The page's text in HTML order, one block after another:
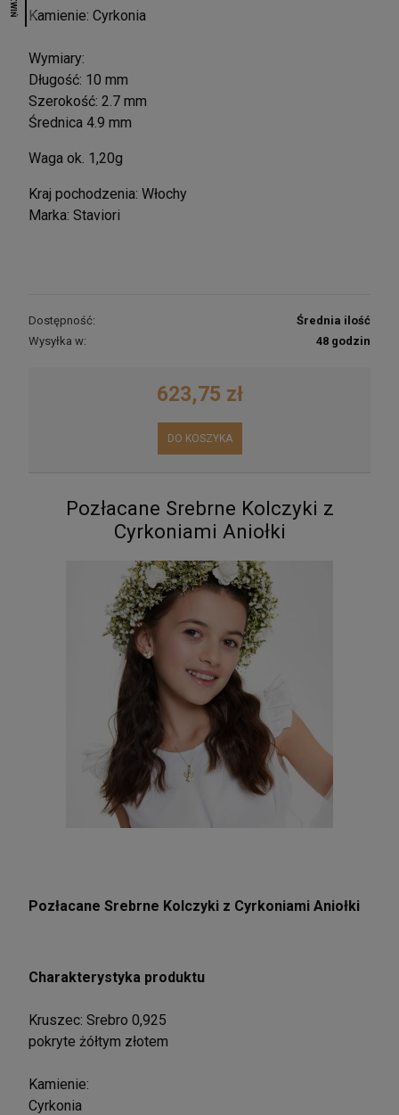
Kamienie: Cyrkonia
Wymiary:
Długość: 10 mm
Szerokość: 2.7 mm
Średnica 4.9 mm
Waga ok. 1,20g
Kraj pochodzenia: Włochy
Marka: Staviori
Dostępność:
Średnia ilość
Wysyłka w:
48 godzin
623,75 zł
DO KOSZYKA
Pozłacane Srebrne Kolczyki z
Cyrkoniami Aniołki
Pozłacane Srebrne Kolczyki z Cyrkoniami Aniołki
Charakterystyka produktu
Kruszec: Srebro 0,925
pokryte żółtym złotem
Kamienie:
Cyrkonia